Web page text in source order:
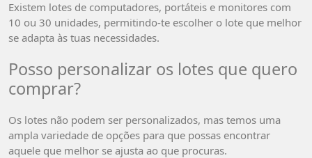
Existem lotes de computadores, portáteis e monitores com
10 ou 30 unidades, permitindo-te escolher o lote que melhor
se adapta às tuas necessidades.
Posso personalizar os lotes que quero
comprar?
Os lotes não podem ser personalizados, mas temos uma
ampla variedade de opções para que possas encontrar
aquele que melhor se ajusta ao que procuras.